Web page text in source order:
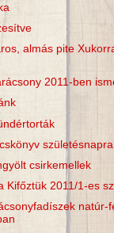
almás pite
2011-ben
születésnapra
csirkemellek
Kifőztük 2011/1-es
natúr-